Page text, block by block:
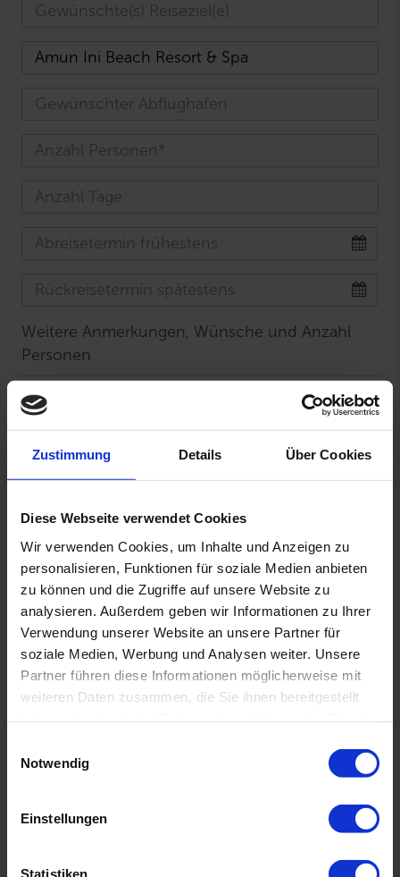
Zustimmung Details Über Cookies
Diese Webseite verwendet Cookies
Wir verwenden Cookies, um Inhalte und Anzeigen zu
personalisieren, Funktionen für soziale Medien anbieten
zu können und die Zugriffe auf unsere Website zu
analysieren. Außerdem geben wir Informationen zu Ihrer
Verwendung unserer Website an unsere Partner für
soziale Medien, Werbung und Analysen weiter. Unsere
Partner führen diese Informationen möglicherweise mit
weiteren Daten zusammen, die Sie ihnen bereitgestellt
Cookies, wenn Sie unsere Webseite weiterhin nutzen.
Notwendig
Einstellungen
Statistiken
Weitere Anmerkungen, Wünsche und Anzahl
Personen
Datenschutzhinweis
: Für die Kontaktaufnahme
und die Angebotserstellung benötigen wir Ihre
Daten wie Name, Telefonnummer und E-Mail-
Adresse.
Sie erklären sich hiermit einverstanden, dass diese
Daten von uns entsprechend unserer
werden.